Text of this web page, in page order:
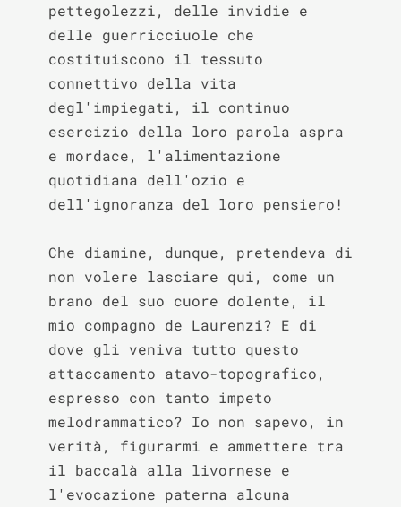
pettegolezzi, delle invidie e
delle guerricciuole che
costituiscono il tessuto
connettivo della vita
degl'impiegati, il continuo
esercizio della loro parola aspra
e mordace, l'alimentazione
quotidiana dell'ozio e
dell'ignoranza del loro pensiero!
Che diamine, dunque, pretendeva di
non volere lasciare qui, come un
brano del suo cuore dolente, il
mio compagno de Laurenzi? E di
dove gli veniva tutto questo
attaccamento atavo-topografico,
espresso con tanto impeto
melodrammatico? Io non sapevo, in
verità, figurarmi e ammettere tra
il baccalà alla livornese e
l'evocazione paterna alcuna